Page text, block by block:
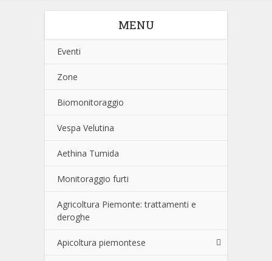
MENU
Eventi
Zone
Biomonitoraggio
Vespa Velutina
Aethina Tumida
Monitoraggio furti
Agricoltura Piemonte: trattamenti e
deroghe
Apicoltura piemontese